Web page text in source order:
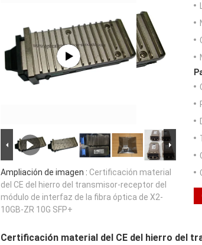
Ampliación de imagen : Certificación material
del CE del hierro del transmisor-receptor del
módulo de interfaz de la fibra óptica de X2-
10GB-ZR 10G SFP+
Certificación material del CE del hierro del